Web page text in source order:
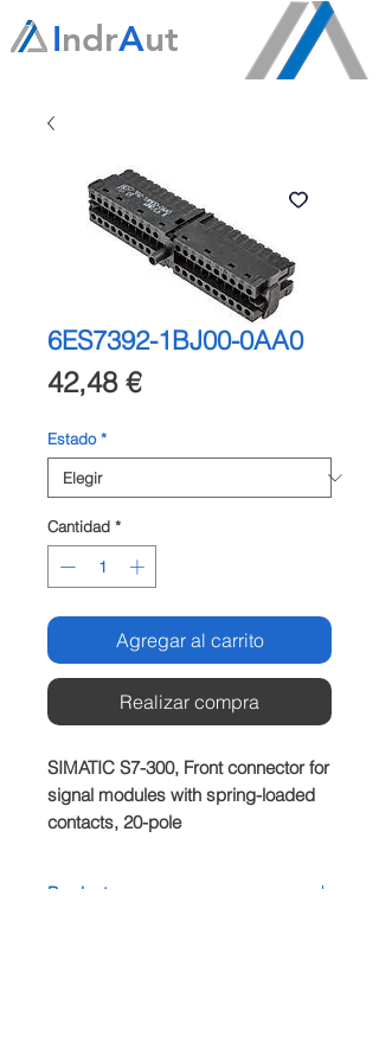
IndrAut
6ES7392-1BJ00-0AA0
42,48 €Precio
Estado *
Cantidad *
Agregar al carrito
Realizar compra
SIMATIC S7-300, Front connector for
signal modules with spring-loaded
contacts, 20-pole
Producto